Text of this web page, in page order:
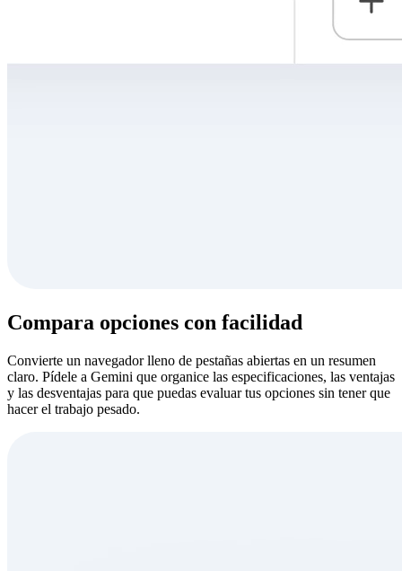
Compara opciones con facilidad
Convierte un navegador lleno de pestañas abiertas en un resumen
claro. Pídele a Gemini que organice las especificaciones, las ventajas
y las desventajas para que puedas evaluar tus opciones sin tener que
hacer el trabajo pesado.